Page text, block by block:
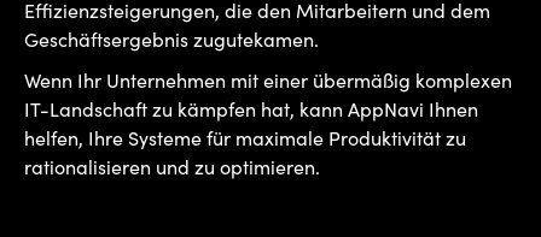
Effizienzsteigerungen, die den Mitarbeitern und dem
Geschäftsergebnis zugutekamen.
Wenn Ihr Unternehmen mit einer übermäßig komplexen
IT-Landschaft zu kämpfen hat, kann AppNavi Ihnen
helfen, Ihre Systeme für maximale Produktivität zu
rationalisieren und zu optimieren.